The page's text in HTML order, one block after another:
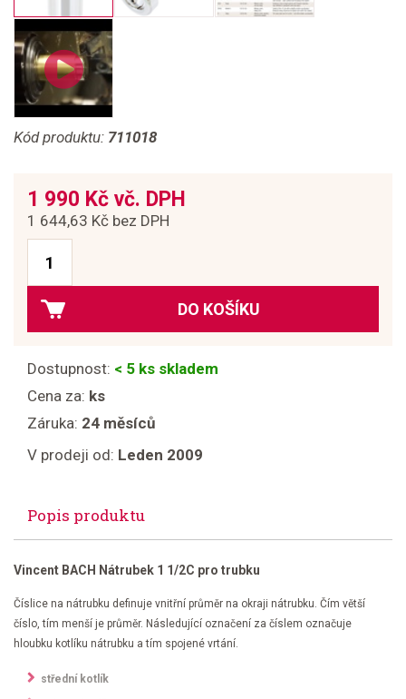
Kód produktu: 711018
1 990 Kč vč. DPH
1 644,63 Kč bez DPH
DO KOŠÍKU
Dostupnost: < 5 ks skladem
Cena za: ks
Záruka: 24 měsíců
V prodeji od: Leden 2009
Popis produktu
Vincent BACH Nátrubek 1 1/2C pro trubku
Číslice na nátrubku definuje vnitřní průměr na okraji nátrubku. Čím větší
číslo, tím menší je průměr. Následující označení za číslem označuje
hloubku kotlíku nátrubku a tím spojené vrtání.
střední kotlík